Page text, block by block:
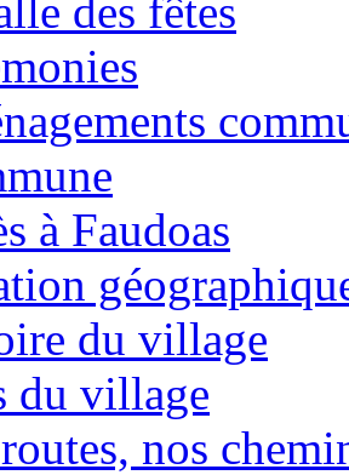
des fêtes
à Faudoas
du village
du village
nos